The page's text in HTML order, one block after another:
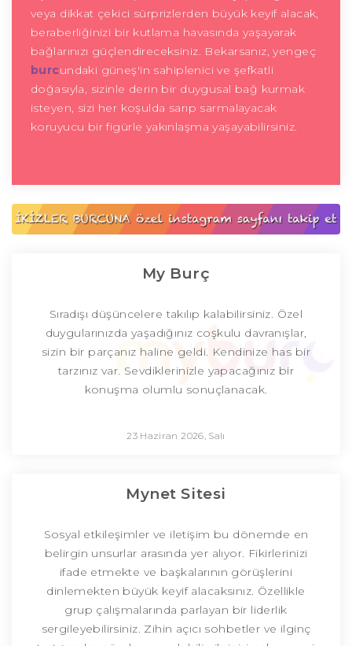
veya dikkat çekici sürprizlerden büyük keyif alacak,
beraberliğinizi bir kutlama havasında yaşayarak
bağlarınızı güçlendireceksiniz. Bekarsanız, yengeç
burcundaki güneş'in sahiplenici ve şefkatli
doğasıyla, sizinle derin bir duygusal bağ kurmak
isteyen, sizi her koşulda sarıp sarmalayacak
koruyucu bir figürle yakınlaşma yaşayabilirsiniz.
My Burç
Sıradışı düşüncelere takılıp kalabilirsiniz. Özel
duygularınızda yaşadığınız coşkulu davranışlar,
sizin bir parçanız haline geldi. Kendinize has bir
tarzınız var. Sevdiklerinizle yapacağınız bir
konuşma olumlu sonuçlanacak.
23 Haziran 2026, Salı
Mynet Sitesi
Sosyal etkileşimler ve iletişim bu dönemde en
belirgin unsurlar arasında yer alıyor. Fikirlerinizi
ifade etmekte ve başkalarının görüşlerini
dinlemekten büyük keyif alacaksınız. Özellikle
grup çalışmalarında parlayan bir liderlik
sergileyebilirsiniz. Zihin açıcı sohbetler ve ilginç